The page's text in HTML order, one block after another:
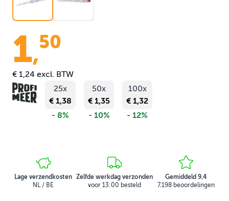
1,50
€ 1,24 excl. BTW
25x
€ 1,38
- 8%
50x
€ 1,35
- 10%
100x
€ 1,32
- 12%
Lage verzendkosten
NL / BE
Zelfde werkdag verzonden
voor 13:00 besteld
Gemiddeld 9,4
7.198 beoordelingen